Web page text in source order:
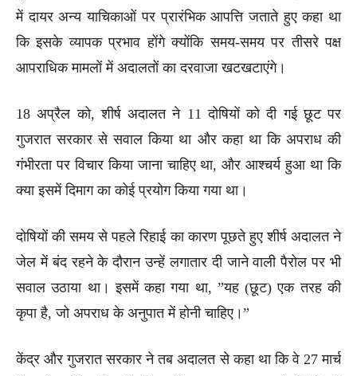
में दायर अन्य याचिकाओं पर प्रारंभिक आपत्ति जताते हुए कहा था
कि इसके व्यापक प्रभाव होंगे क्योंकि समय-समय पर तीसरे पक्ष
आपराधिक मामलों में अदालतों का दरवाजा खटखटाएंगे।
18 अप्रैल को, शीर्ष अदालत ने 11 दोषियों को दी गई छूट पर
गुजरात सरकार से सवाल किया था और कहा था कि अपराध की
गंभीरता पर विचार किया जाना चाहिए था, और आश्चर्य हुआ था कि
क्या इसमें दिमाग का कोई प्रयोग किया गया था।
दोषियों की समय से पहले रिहाई का कारण पूछते हुए शीर्ष अदालत ने
जेल में बंद रहने के दौरान उन्हें लगातार दी जाने वाली पैरोल पर भी
सवाल उठाया था। इसमें कहा गया था, ”यह (छूट) एक तरह की
कृपा है, जो अपराध के अनुपात में होनी चाहिए।”
केंद्र और गुजरात सरकार ने तब अदालत से कहा था कि वे 27 मार्च